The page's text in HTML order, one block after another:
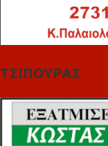
ΤΣΙΠΟΥΡΑΣ